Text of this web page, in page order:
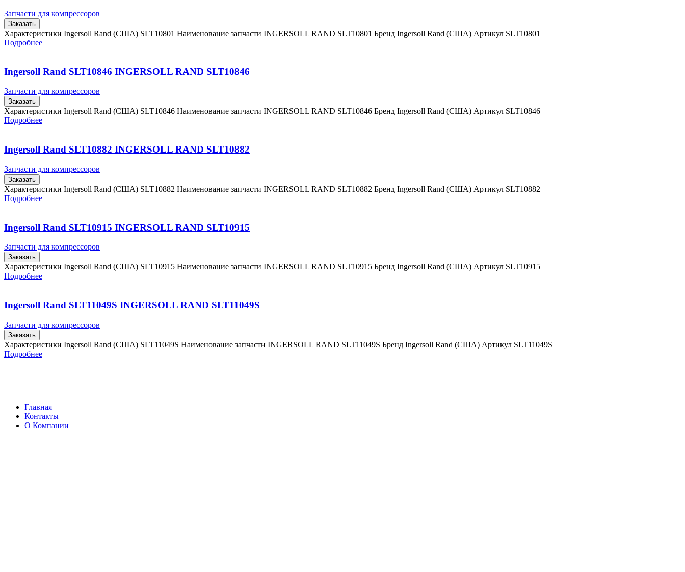
Запчасти для компрессоров
Заказать
Характеристики Ingersoll Rand (США) SLT10801 Наименование запчасти INGERSOLL RAND SLT10801 Бренд Ingersoll Rand (США) Артикул SLT10801
Подробнее
Ingersoll Rand SLT10846 INGERSOLL RAND SLT10846
Запчасти для компрессоров
Заказать
Характеристики Ingersoll Rand (США) SLT10846 Наименование запчасти INGERSOLL RAND SLT10846 Бренд Ingersoll Rand (США) Артикул SLT10846
Подробнее
Ingersoll Rand SLT10882 INGERSOLL RAND SLT10882
Запчасти для компрессоров
Заказать
Характеристики Ingersoll Rand (США) SLT10882 Наименование запчасти INGERSOLL RAND SLT10882 Бренд Ingersoll Rand (США) Артикул SLT10882
Подробнее
Ingersoll Rand SLT10915 INGERSOLL RAND SLT10915
Запчасти для компрессоров
Заказать
Характеристики Ingersoll Rand (США) SLT10915 Наименование запчасти INGERSOLL RAND SLT10915 Бренд Ingersoll Rand (США) Артикул SLT10915
Подробнее
Ingersoll Rand SLT11049S INGERSOLL RAND SLT11049S
Запчасти для компрессоров
Заказать
Характеристики Ingersoll Rand (США) SLT11049S Наименование запчасти INGERSOLL RAND SLT11049S Бренд Ingersoll Rand (США) Артикул SLT11049S
Подробнее
Главная
Контакты
О Компании